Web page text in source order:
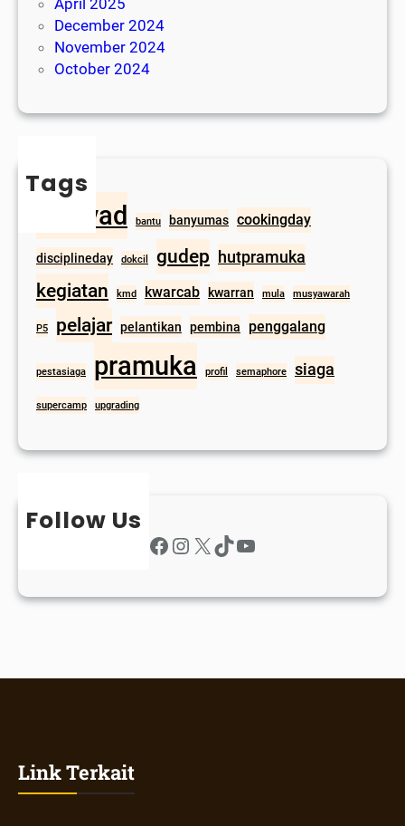
April 2025
December 2024
November 2024
October 2024
Tags
alirsyad bantu banyumas cookingday
disciplineday dokcil gudep hutpramuka
kegiatan kmd kwarcab kwarran mula musyawarah
P5 pelajar pelantikan pembina penggalang
pestasiaga pramuka profil semaphore siaga
supercamp upgrading
Follow Us
Facebook Instagram X TikTok YouTube
Link Terkait